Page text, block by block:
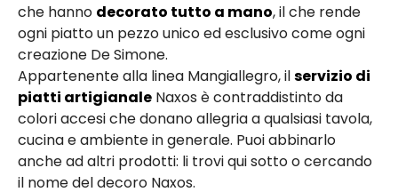
che hanno decorato tutto a mano, il che rende
ogni piatto un pezzo unico ed esclusivo come ogni
creazione De Simone.
Appartenente alla linea Mangiallegro, ilservizio di
piatti artigianale Naxos è contraddistinto da
colori accesi che donano allegria a qualsiasi tavola,
cucina e ambiente in generale. Puoi abbinarlo
anche ad altri prodotti: li trovi qui sotto o cercando
il nome del decoro Naxos.